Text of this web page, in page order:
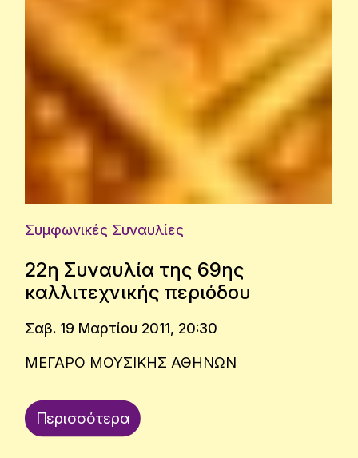
Συμφωνικές Συναυλίες
22η Συναυλία της 69ης
καλλιτεχνικής περιόδου
Σαβ. 19 Μαρτίου 2011, 20:30
ΜΕΓΑΡΟ ΜΟΥΣΙΚΗΣ ΑΘΗΝΩΝ
Περισσότερα